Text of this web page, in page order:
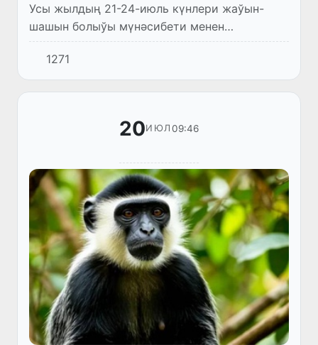
Усы жылдың 21-24-июль күнлери жаўын-
шашын болыўы мүнәсибети менен
республикамыздың таў алды ҳәм таўлы
аймақларында сел-суў өтиўи мүмкин.
1271
20ИЮЛ 09:46